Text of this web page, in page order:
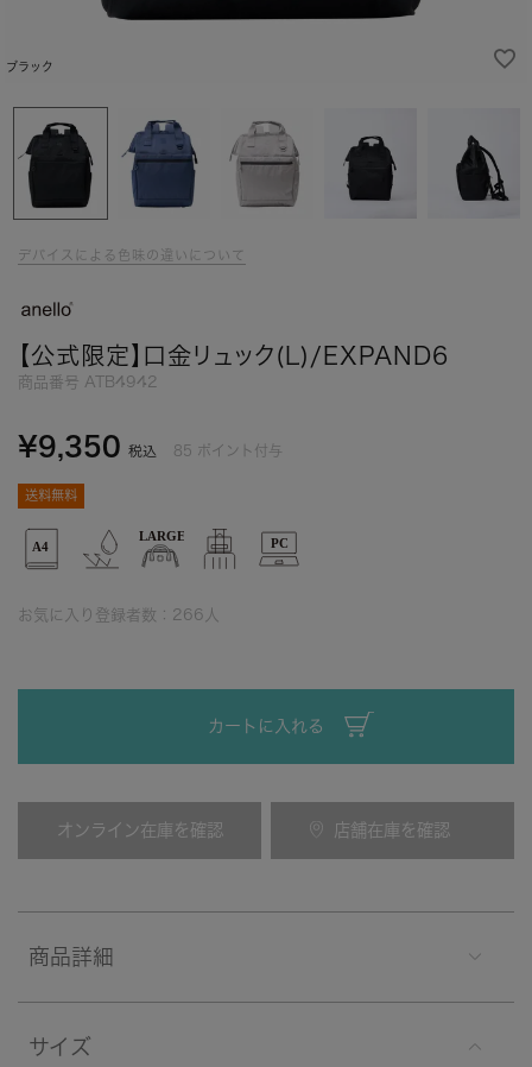
ブラック
デバイスによる色味の違いについて
【公式限定】口金リュック(L)/EXPAND6
商品番号 ATB4942
¥9,350 税込 85 ポイント付与
送料無料
お気に入り登録者数： 266 人
カートに入れる
オンライン在庫を確認 店舗在庫を確認
商品詳細
サイズ